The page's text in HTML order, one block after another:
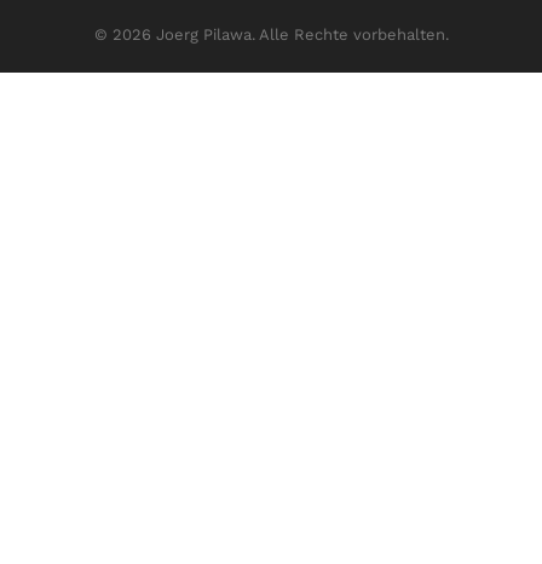
© 2026 Joerg Pilawa. Alle Rechte vorbehalten.